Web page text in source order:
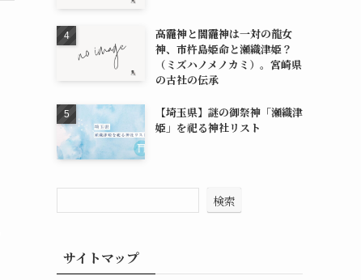
高龗神と闇龗神は一対の龍女
神、市杵島姫命と瀬織津姫？
（ミズハノメノカミ）。宮崎県
の古社の伝承
【埼玉県】謎の御祭神「瀬織津
姫」を祀る神社リスト
検索
サイトマップ